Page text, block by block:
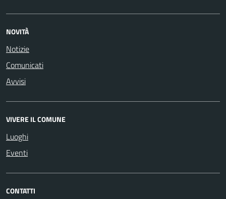
NOVITÀ
Notizie
Comunicati
Avvisi
VIVERE IL COMUNE
Luoghi
Eventi
CONTATTI